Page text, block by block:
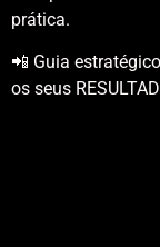
prática.
📲 Guia
os seus